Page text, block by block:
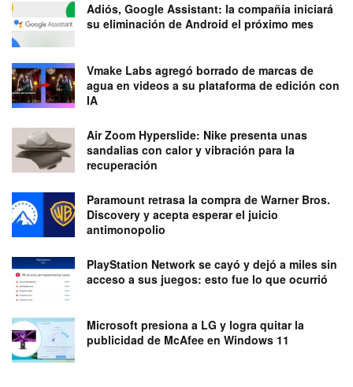
Adiós, Google Assistant: la compañía iniciará
su eliminación de Android el próximo mes
Vmake Labs agregó borrado de marcas de
agua en videos a su plataforma de edición con
IA
Air Zoom Hyperslide: Nike presenta unas
sandalias con calor y vibración para la
recuperación
Paramount retrasa la compra de Warner Bros.
Discovery y acepta esperar el juicio
antimonopolio
PlayStation Network se cayó y dejó a miles sin
acceso a sus juegos: esto fue lo que ocurrió
Microsoft presiona a LG y logra quitar la
publicidad de McAfee en Windows 11